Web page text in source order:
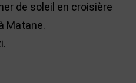
de soleil en croisière
Matane.